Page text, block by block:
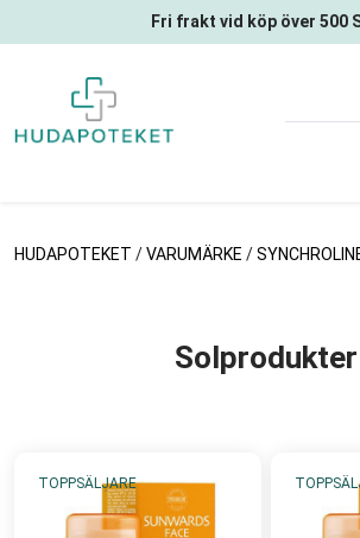
Fri frakt vid köp över 500
HUDAPOTEKET /VARUMÄRKE /
Solprodukter
TOPPSÄLJARE